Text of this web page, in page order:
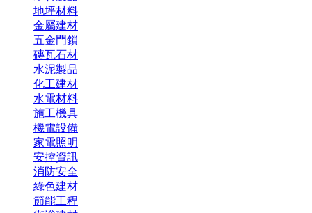
地坪材料
金屬建材
五金門鎖
磚瓦石材
水泥製品
化工建材
水電材料
施工機具
機電設備
家電照明
安控資訊
消防安全
綠色建材
節能工程